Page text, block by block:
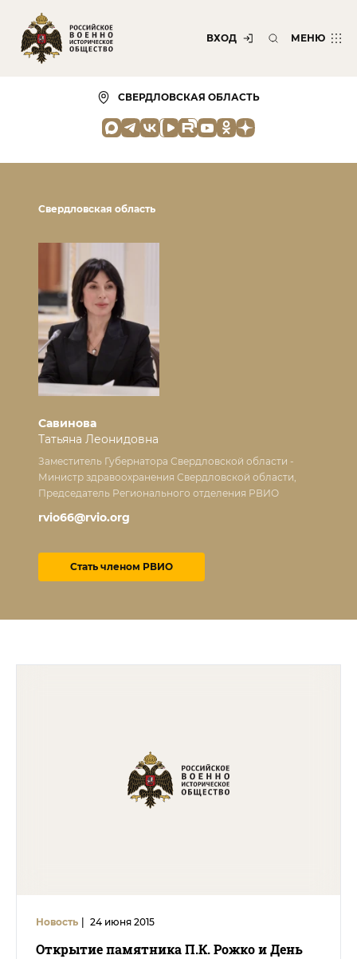
ВХОД МЕНЮ
СВЕРДЛОВСКАЯ ОБЛАСТЬ
Свердловская область
Савинова
Татьяна Леонидовна
Заместитель Губернатора Свердловской области -
Министр здравоохранения Свердловской области,
Председатель Регионального отделения РВИО
rvio66@rvio.org
Стать членом РВИО
Новость 24 июня 2015
Открытие памятника П.К. Рожко и День